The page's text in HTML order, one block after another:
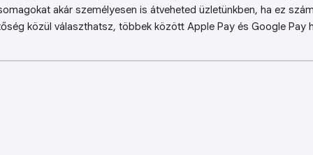
akár személyesen is átveheted üzletünkben, ha ez
közül választhatsz, többek között Apple Pay és Google Pay